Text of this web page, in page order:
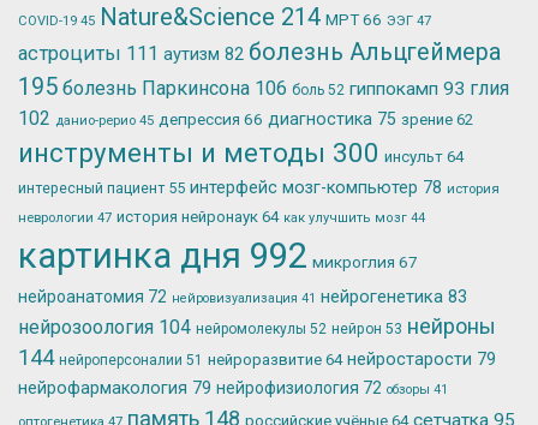
COVID-19 45 Nature&Science 214 МРТ66 ЭЭГ 47
астроциты 111 аутизм 82 болезнь Альцгеймера
195 болезнь Паркинсона 106 боль 52 гиппокамп 93 глия
102 данио-рерио 45 депрессия 66 диагностика 75 зрение 62
инструменты и методы 300 инсульт 64
интересный пациент 55 интерфейс мозг-компьютер 78 история
неврологии 47 история нейронаук 64 как улучшить мозг 44
картинка дня 992 микроглия 67
нейроанатомия 72 нейровизуализация 41 нейрогенетика 83
нейрозоология 104 нейромолекулы 52 нейрон 53 нейроны
144 нейроперсоналии 51 нейроразвитие 64 нейростарости 79
нейрофармакология 79 нейрофизиология 72 обзоры 41
оптогенетика 47 память 148 российские учёные 64 сетчатка 95